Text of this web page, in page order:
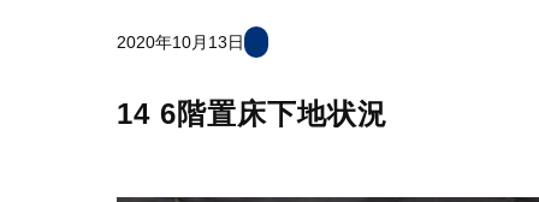
2020年10月13日
14 6階置床下地状況